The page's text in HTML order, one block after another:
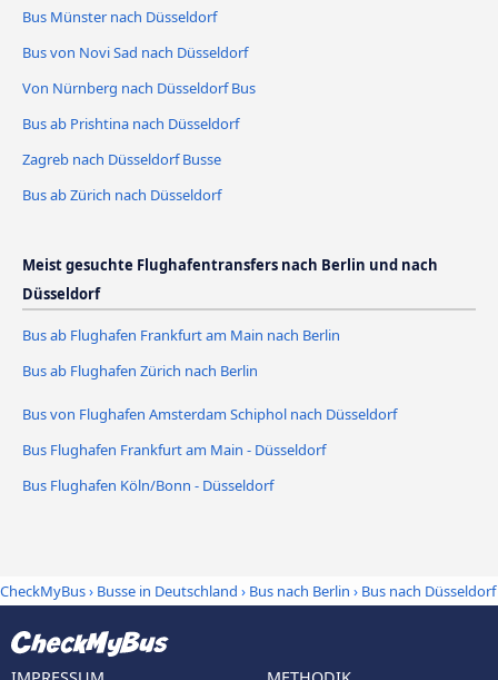
Bus Münster nach Düsseldorf
Bus von Novi Sad nach Düsseldorf
Von Nürnberg nach Düsseldorf Bus
Bus ab Prishtina nach Düsseldorf
Zagreb nach Düsseldorf Busse
Bus ab Zürich nach Düsseldorf
Meist gesuchte Flughafentransfers nach Berlin und nach
Düsseldorf
Bus ab Flughafen Frankfurt am Main nach Berlin
Bus ab Flughafen Zürich nach Berlin
Bus von Flughafen Amsterdam Schiphol nach Düsseldorf
Bus Flughafen Frankfurt am Main - Düsseldorf
Bus Flughafen Köln/Bonn - Düsseldorf
CheckMyBus› Busse in Deutschland › Bus nach Berlin › Bus nach Düsseldorf